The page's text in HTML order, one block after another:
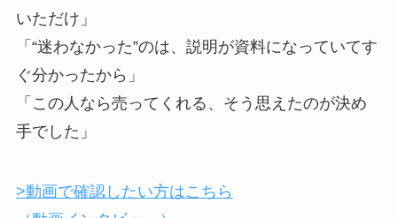
いただけ」
「“迷わなかった”のは、説明が資料になっていてす
ぐ分かったから」
「この人なら売ってくれる、そう思えたのが決め
手でした」
>動画で確認したい方はこちら